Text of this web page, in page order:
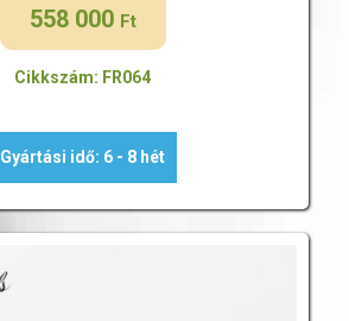
558 000 Ft
Cikkszám: FR064
Gyártási idő: 6 - 8 hét